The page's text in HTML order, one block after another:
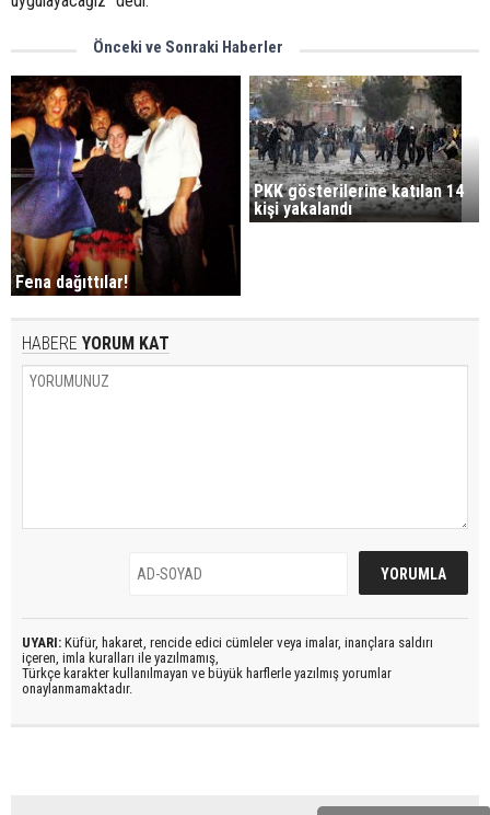
Önceki ve Sonraki Haberler
Fena dağıttılar!
PKK gösterilerine katılan 14
kişi yakalandı
HABERE YORUM KAT
UYARI: Küfür, hakaret, rencide edici cümleler veya imalar, inançlara saldırı
içeren, imla kuralları ile yazılmamış,
Türkçe karakter kullanılmayan ve büyük harflerle yazılmış yorumlar
onaylanmamaktadır.